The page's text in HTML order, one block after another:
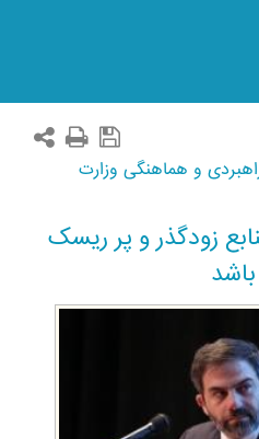
و هماهنگی وزارت
زودگذر و پر ریسک